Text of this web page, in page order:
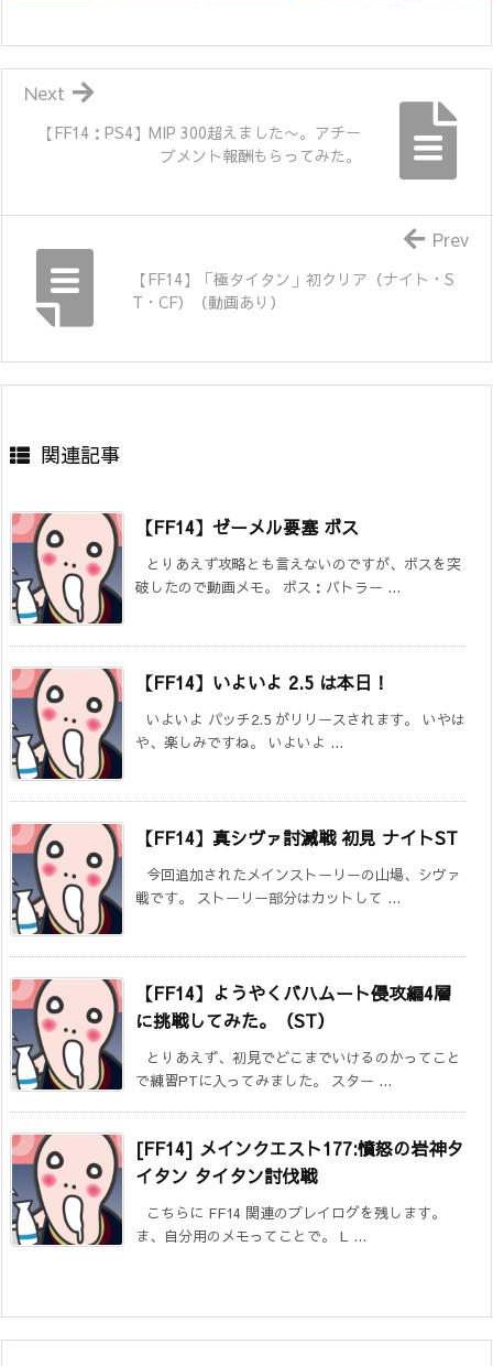
【FF14：PS4】MIP 300超えました〜。アチー
ブメント報酬もらってみた。
Next
【FF14】「極タイタン」初クリア（ナイト・S
T・CF）（動画あり）
Prev
関連記事
【FF14】ゼーメル要塞 ボス
とりあえず攻略とも言えないのですが、ボスを突
破したので動画メモ。 ボス：バトラー ...
【FF14】いよいよ 2.5 は本日！
いよいよ パッチ2.5 がリリースされます。 いやは
や、楽しみですね。 いよいよ ...
【FF14】真シヴァ討滅戦 初見 ナイトST
今回追加されたメインストーリーの山場、シヴァ
戦です。 ストーリー部分はカットして ...
【FF14】ようやくバハムート侵攻編4層
に挑戦してみた。（ST）
とりあえず、初見でどこまでいけるのかってこと
で練習PTに入ってみました。 スター ...
[FF14] メインクエスト177:憤怒の岩神タ
イタン タイタン討伐戦
こちらに FF14 関連のプレイログを残します。
ま、自分用のメモってことで。 L ...